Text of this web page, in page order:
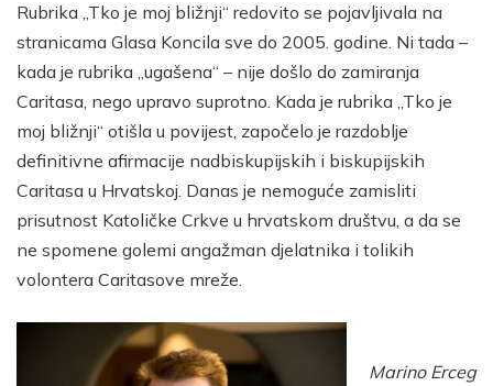
Rubrika „Tko je moj bližnji“ redovito se pojavljivala na
stranicama Glasa Koncila sve do 2005. godine. Ni tada –
kada je rubrika „ugašena“ – nije došlo do zamiranja
Caritasa, nego upravo suprotno. Kada je rubrika „Tko je
moj bližnji“ otišla u povijest, započelo je razdoblje
definitivne afirmacije nadbiskupijskih i biskupijskih
Caritasa u Hrvatskoj. Danas je nemoguće zamisliti
prisutnost Katoličke Crkve u hrvatskom društvu, a da se
ne spomene golemi angažman djelatnika i tolikih
volontera Caritasove mreže.
Marino Erceg